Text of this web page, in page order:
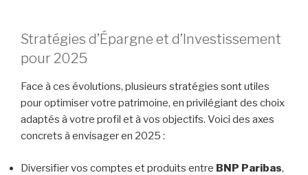
Stratégies d’Épargne et d’Investissement
pour 2025
Face à ces évolutions, plusieurs stratégies sont utiles
pour optimiser votre patrimoine, en privilégiant des choix
adaptés à votre profil et à vos objectifs. Voici des axes
concrets à envisager en 2025 :
Diversifier vos comptes et produits entre BNP Paribas,